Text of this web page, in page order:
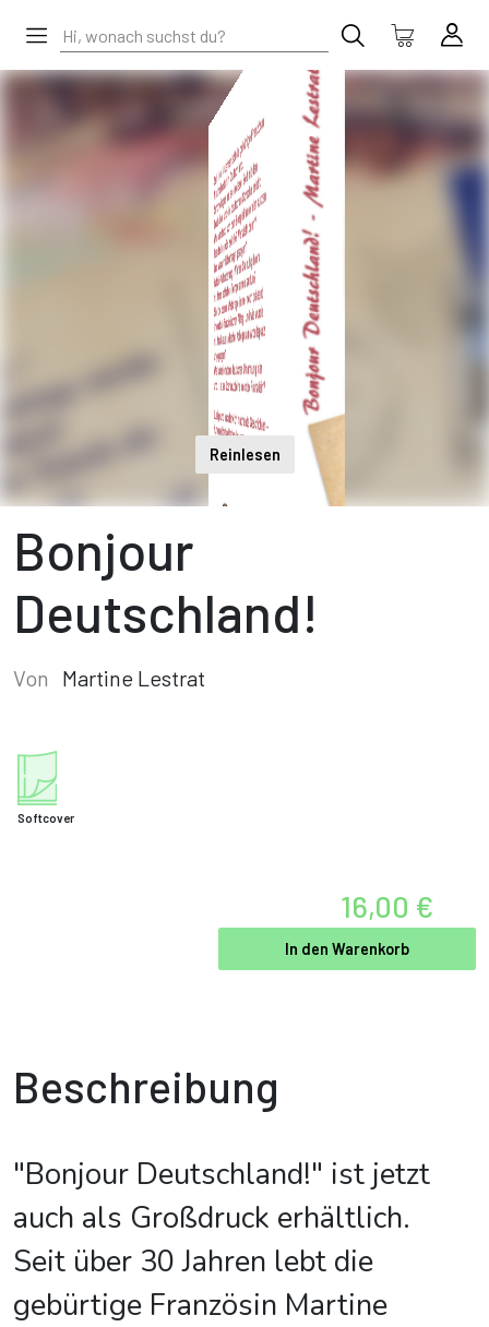
Reinlesen
Bonjour
Deutschland!
Von Martine Lestrat
Softcover
16,00 €
In den Warenkorb
Beschreibung
"Bonjour Deutschland!" ist jetzt
auch als Großdruck erhältlich.
Seit über 30 Jahren lebt die
gebürtige Französin Martine